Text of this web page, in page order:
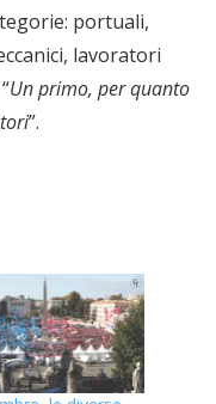
portuali,
lavoratori
Un primo, per quanto
”.